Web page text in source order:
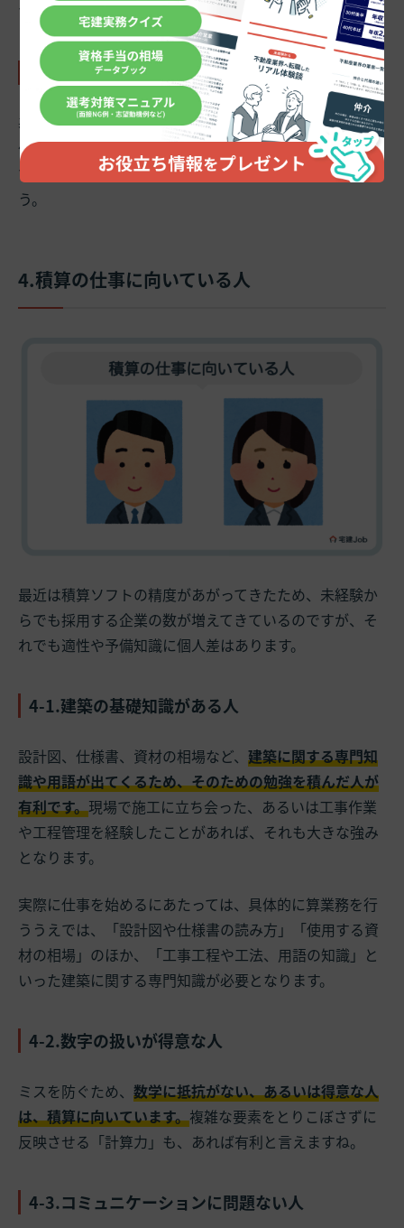
でもスケジュールや人材押さえの面で悪影響が出ます。
3-2.繁忙期は忙しい
基本的には定時で帰れる仕事なのですが、年度末など案
件が多いときは残業や休日出勤もありえます。慣れるま
では、それ以降よりも一つの業務に時間を要するでしょ
う。
4.積算の仕事に向いている人
最近は積算ソフトの精度があがってきたため、未経験か
らでも採用する企業の数が増えてきているのですが、そ
れでも適性や予備知識に個人差はあります。
4-1.建築の基礎知識がある人
設計図、仕様書、資材の相場など、 建築に関する専門知
識や用語が出てくるため、そのための勉強を積んだ人が
有利です。現場で施工に立ち会った、あるいは工事作業
や工程管理を経験したことがあれば、それも大きな強み
となります。
実際に仕事を始めるにあたっては、具体的に算業務を行
ううえでは、「設計図や仕様書の読み方」「使用する資
材の相場」のほか、「工事工程や工法、用語の知識」と
いった建築に関する専門知識が必要となります。
4-2.数字の扱いが得意な人
ミスを防ぐため、 数学に抵抗がない、あるいは得意な人
は、積算に向いています。複雑な要素をとりこぼさずに
反映させる「計算力」も、あれば有利と言えますね。
4-3.コミュニケーションに問題ない人